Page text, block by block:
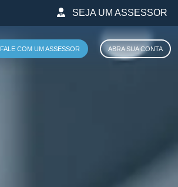
SEJA UM ASSESSOR
FALE COM UM ASSESSOR ABRA SUA CONTA